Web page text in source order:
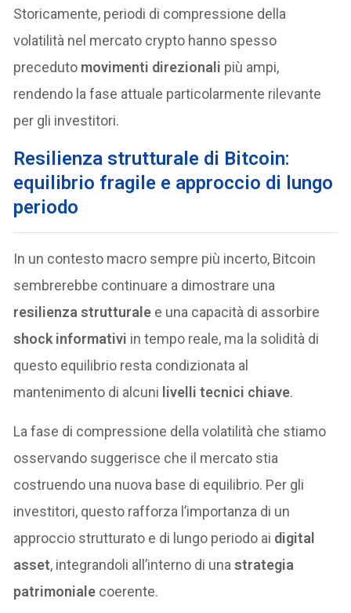
Storicamente, periodi di compressione della
volatilità nel mercato crypto hanno spesso
preceduto movimenti direzionali più ampi,
rendendo la fase attuale particolarmente rilevante
per gli investitori.
Resilienza strutturale di Bitcoin:
equilibrio fragile e approccio di lungo
periodo
In un contesto macro sempre più incerto, Bitcoin
sembrerebbe continuare a dimostrare una
resilienza strutturale e una capacità di assorbire
shock informativi in tempo reale, ma la solidità di
questo equilibrio resta condizionata al
mantenimento di alcuni livelli tecnici chiave.
La fase di compressione della volatilità che stiamo
osservando suggerisce che il mercato stia
costruendo una nuova base di equilibrio. Per gli
investitori, questo rafforza l’importanza di un
approccio strutturato e di lungo periodo ai digital
asset, integrandoli all’interno di unastrategia
patrimoniale coerente.